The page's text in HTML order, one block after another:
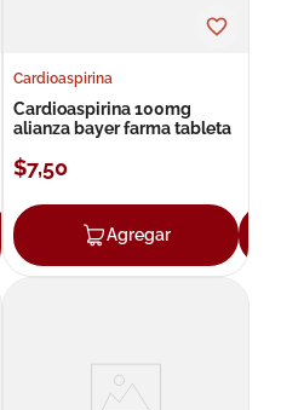
Agregar
Cardioaspirina
Cardioaspirina 100mg
alianza bayer farma tableta
$7,50
Agregar